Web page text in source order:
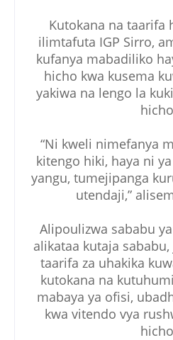
Kutokana na taarifa
ilimtafuta IGP Sirro,
kufanya mabadiliko
hicho kwa kusema
yakiwa na lengo la
“Ni kweli nimefanya
kitengo hiki, haya ni
yangu, tumejipanga
utendaji,”
Alipoulizwa sababu
alikataa kutaja
taarifa za uhakika
kutokana na
mabaya ya ofisi,
kwa vitendo vya